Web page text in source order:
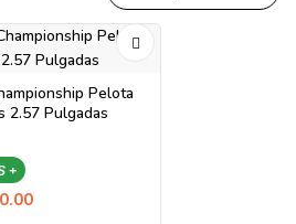
Pelota
2.57 Pulgadas
+